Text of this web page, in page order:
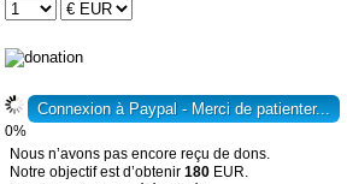
0%
Nous n’avons pas encore reçu de dons.
Notre objectif est d’obtenir 180 EUR.